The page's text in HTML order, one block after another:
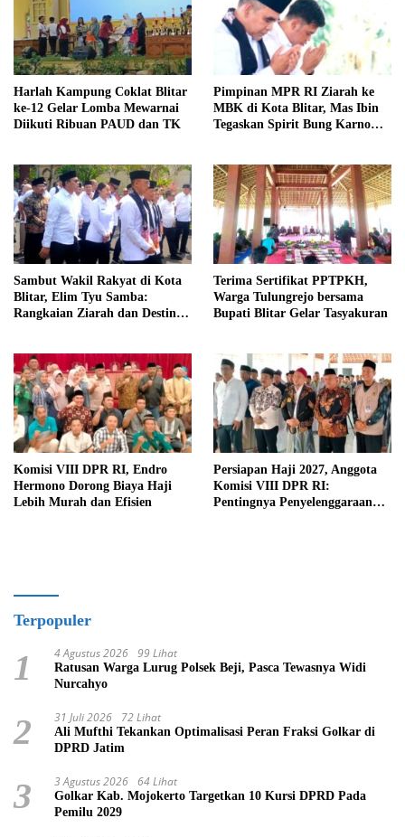
Harlah Kampung Coklat Blitar
ke-12 Gelar Lomba Mewarnai
Diikuti Ribuan PAUD dan TK
Pimpinan MPR RI Ziarah ke
MBK di Kota Blitar, Mas Ibin
Tegaskan Spirit Bung Karno
Sambut Wakil Rakyat di Kota
Blitar, Elim Tyu Samba:
Rangkaian Ziarah dan Destinasi
Terima Sertifikat PPTPKH,
Warga Tulungrejo bersama
Bupati Blitar Gelar Tasyakuran
Komisi VIII DPR RI, Endro
Hermono Dorong Biaya Haji
Lebih Murah dan Efisien
Persiapan Haji 2027, Anggota
Komisi VIII DPR RI:
Pentingnya Penyelenggaraan
Terpopuler
1 4 Agustus 2026 99 Lihat
Ratusan Warga Lurug Polsek Beji, Pasca Tewasnya Widi
Nurcahyo
2 31 Juli 2026 72 Lihat
Ali Mufthi Tekankan Optimalisasi Peran Fraksi Golkar di
DPRD Jatim
3 3 Agustus 2026 64 Lihat
Golkar Kab. Mojokerto Targetkan 10 Kursi DPRD Pada
Pemilu 2029